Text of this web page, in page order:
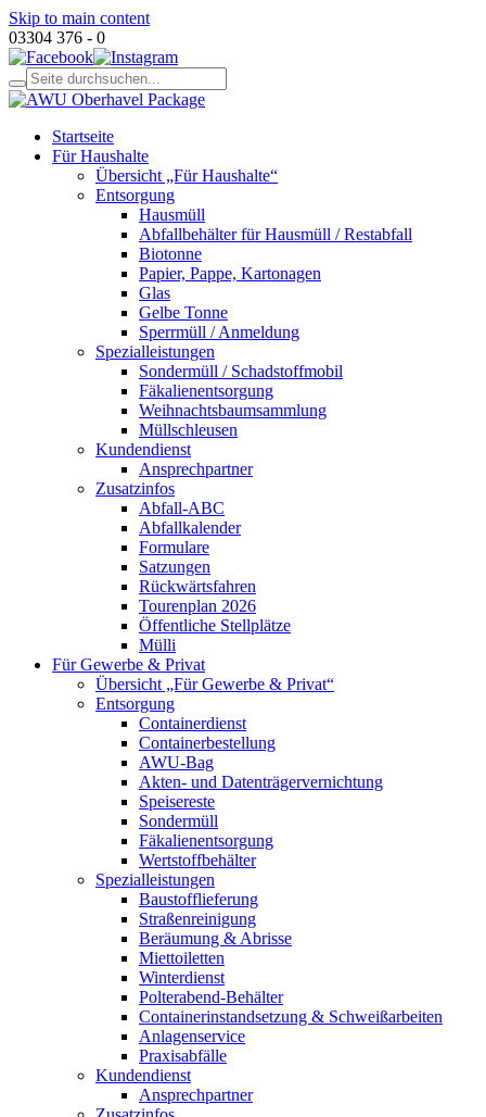
Skip to main content
03304 376 - 0
Startseite
Für Haushalte
Übersicht „Für Haushalte“
Entsorgung
Hausmüll
Abfallbehälter für Hausmüll / Restabfall
Biotonne
Papier, Pappe, Kartonagen
Glas
Gelbe Tonne
Sperrmüll / Anmeldung
Spezialleistungen
Sondermüll / Schadstoffmobil
Fäkalienentsorgung
Weihnachtsbaumsammlung
Müllschleusen
Kundendienst
Ansprechpartner
Zusatzinfos
Abfall-ABC
Abfallkalender
Formulare
Satzungen
Rückwärtsfahren
Tourenplan 2026
Öffentliche Stellplätze
Mülli
Für Gewerbe & Privat
Übersicht „Für Gewerbe & Privat“
Entsorgung
Containerdienst
Containerbestellung
AWU-Bag
Akten- und Datenträgervernichtung
Speisereste
Sondermüll
Fäkalienentsorgung
Wertstoffbehälter
Spezialleistungen
Baustofflieferung
Straßenreinigung
Beräumung & Abrisse
Miettoiletten
Winterdienst
Polterabend-Behälter
Containerinstandsetzung & Schweißarbeiten
Anlagenservice
Praxisabfälle
Kundendienst
Ansprechpartner